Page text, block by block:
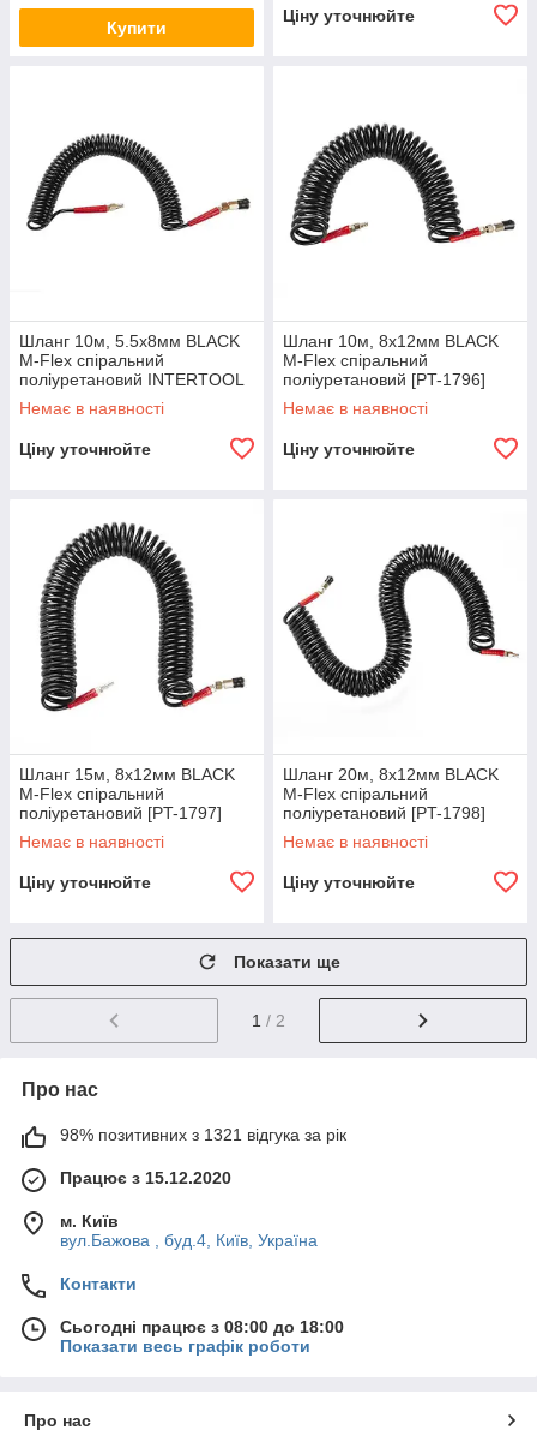
Купити
Ціну уточнюйте
Шланг 10м, 5.5х8мм BLACK
M-Flex спіральний
поліуретановий INTERTOOL
[PT-1790]
Немає в наявності
Ціну уточнюйте
Шланг 10м, 8х12мм BLACK
M-Flex спіральний
поліуретановий [PT-1796]
Немає в наявності
Ціну уточнюйте
Шланг 15м, 8х12мм BLACK
M-Flex спіральний
поліуретановий [PT-1797]
Немає в наявності
Ціну уточнюйте
Шланг 20м, 8х12мм BLACK
M-Flex спіральний
поліуретановий [PT-1798]
Немає в наявності
Ціну уточнюйте
Показати ще
1 / 2
Про нас
98% позитивних з 1321 відгука за рік
Працює з 15.12.2020
м. Київ
вул.Бажова , буд.4, Київ, Україна
Контакти
Сьогодні працює з 08:00 до 18:00
Показати весь графік роботи
Про нас